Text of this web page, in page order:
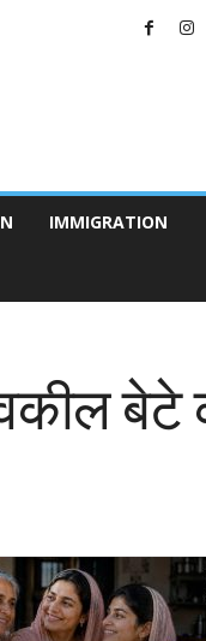
IMMIGRATION
बेटे